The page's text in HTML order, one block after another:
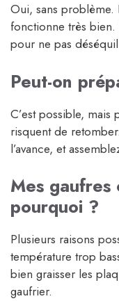
Oui, sans problème.
fonctionne très bien.
pour ne pas
Peut-on
C’est possible, mais
risquent de
l’avance, et
Mes
pourquoi ?
Plusieurs raisons
température trop
bien graisser les
gaufrier.